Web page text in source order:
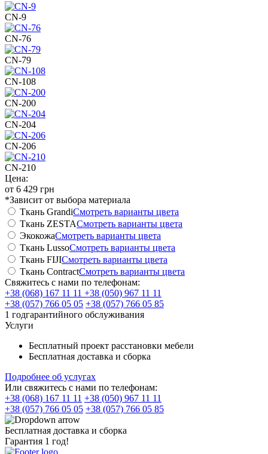
CN-9
CN-76
CN-79
CN-108
CN-200
CN-204
CN-206
CN-210
Цена:
от 6 429 грн
*Зависит от выбора материала
Ткань GrandiСмотреть варианты цвета
Ткань ZESTAСмотреть варианты цвета
ЭкокожаСмотреть варианты цвета
Ткань LussoСмотреть варианты цвета
Ткань FIJIСмотреть варианты цвета
Ткань ContractСмотреть варианты цвета
Свяжитесь с нами по телефонам:
+38 (068) 167 11 11 +38 (050) 967 11 11
+38 (057) 766 05 05 +38 (057) 766 05 85
1 годгарантийного обслуживания
Услуги
Бесплатный проект расстановки мебели
Бесплатная доставка и сборка
Подробнее об услугах
Или свяжитесь с нами по телефонам:
+38 (068) 167 11 11 +38 (050) 967 11 11
+38 (057) 766 05 05 +38 (057) 766 05 85
Бесплатная доставка и сборка
Гарантия 1 год!